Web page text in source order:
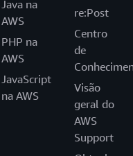
Java na
AWS
PHP na
AWS
JavaScript
na AWS
re:Post
Centro
de
Visão
geral do
AWS
Support